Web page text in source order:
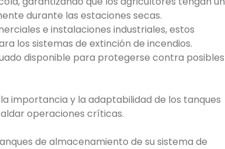
durante las estaciones secas.
e instalaciones industriales, estos
los sistemas de extinción de incendios.
disponible para protegerse contra posibles
importancia y la adaptabilidad de los tanques
operaciones críticas.
de almacenamiento de su sistema de